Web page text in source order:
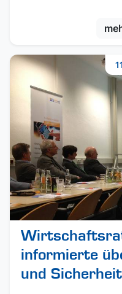
informierte
und Sicherheit